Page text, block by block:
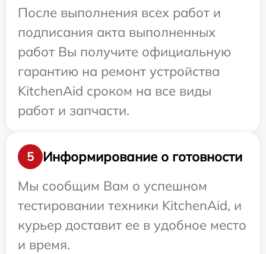
После выполнения всех работ и
подписания акта выполненных
работ Вы получите официальную
гарантию на ремонт устройства
KitchenAid сроком на все виды
работ и запчасти.
5
Информирование о готовности
Мы сообщим Вам о успешном
тестировании техники KitchenAid, и
курьер доставит ее в удобное место
и время.